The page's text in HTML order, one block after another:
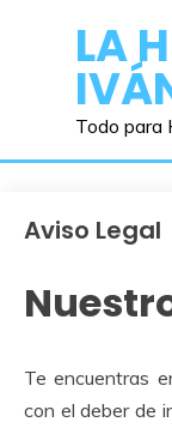
contenidoLA
Todo para
Aviso Legal
Te encuentras
con el deber de